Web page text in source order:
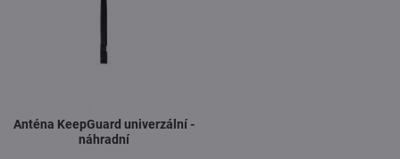
Anténa KeepGuard univerzální -
náhradní